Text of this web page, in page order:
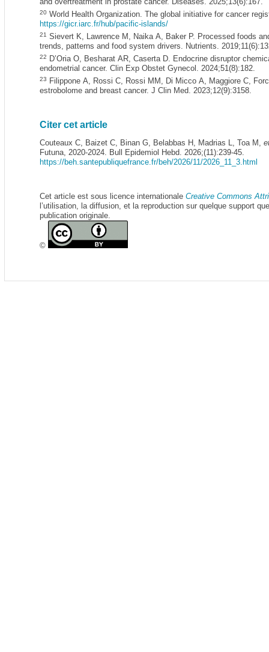
20 World Health Organization. The global initiative for cancer
https://gicr.iarc.fr/hub/pacific-islands/
21 Sievert K, Lawrence M, Naika A, Baker P. Processed foods
trends, patterns and food system drivers. Nutrients.
22
D’Oria O, Besharat AR, Caserta D. Endocrine disruptor
endometrial cancer. Clin Exp Obstet Gynecol. 2024;51(8):182.
23
Filippone A, Rossi C, Rossi MM, Di Micco A, Maggiore C,
estrobolome and breast cancer. J Clin Med. 2023;12(9):3158.
Citer cet article
Couteaux C, Baizet C, Binan G, Belabbas H, Madrias L, Toa M,
Futuna, 2020-2024. Bull Epidemiol Hebd. 2026;(11):239-45.
https://beh.santepubliquefrance.fr/beh/2026/11/2026_11_3.html
Cet article est sous licence internationale Creative Commons
l’utilisation, la diffusion, et la reproduction sur quelque support
publication originale.
©